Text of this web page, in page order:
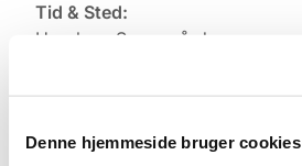
Denne hjemmeside bruger cookies
Tid & Sted:
Ugerløse Sognegård
Kontakt Pernille Rasmussen på: